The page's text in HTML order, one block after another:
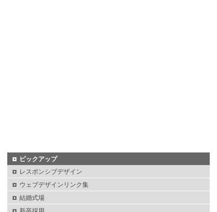
ピックアップ
レスポンシブデザイン
ウェブデザインリンク集
結婚式場